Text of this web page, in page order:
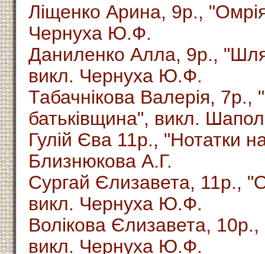
Ліщенко Арина, 9р.,
Чернуха Ю.Ф.
Даниленко Алла, 9р.,
викл. Чернуха Ю.Ф.
Табачнікова Валерія, 7р.,
батьківщина", викл.
Гулій Єва 11р., "Нотатки
Близнюкова А.Г.
Сургай Єлизавета, 11р.,
викл. Чернуха Ю.Ф.
Волікова Єлизавета,
викл. Чернуха Ю.Ф.